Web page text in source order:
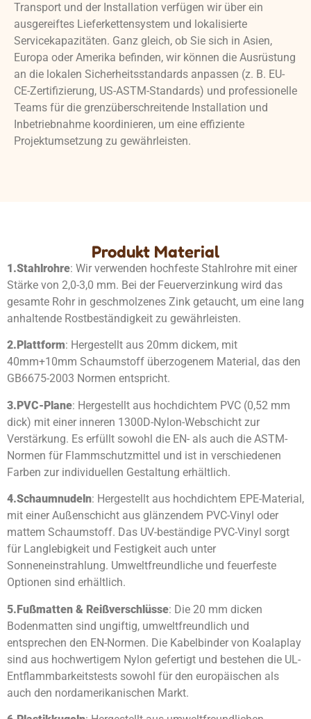
Transport und der Installation verfügen wir über ein
ausgereiftes Lieferkettensystem und lokalisierte
Servicekapazitäten. Ganz gleich, ob Sie sich in Asien,
Europa oder Amerika befinden, wir können die Ausrüstung
an die lokalen Sicherheitsstandards anpassen (z. B. EU-
CE-Zertifizierung, US-ASTM-Standards) und professionelle
Teams für die grenzüberschreitende Installation und
Inbetriebnahme koordinieren, um eine effiziente
Projektumsetzung zu gewährleisten.
Produkt Material
1.Stahlrohre: Wir verwenden hochfeste Stahlrohre mit einer
Stärke von 2,0-3,0 mm. Bei der Feuerverzinkung wird das
gesamte Rohr in geschmolzenes Zink getaucht, um eine lang
anhaltende Rostbeständigkeit zu gewährleisten.
2. Plattform: Hergestellt aus 20mm dickem, mit
40mm+10mm Schaumstoff überzogenem Material, das den
GB6675-2003 Normen entspricht.
3.PVC-Plane: Hergestellt aus hochdichtem PVC (0,52 mm
dick) mit einer inneren 1300D-Nylon-Webschicht zur
Verstärkung. Es erfüllt sowohl die EN- als auch die ASTM-
Normen für Flammschutzmittel und ist in verschiedenen
Farben zur individuellen Gestaltung erhältlich.
4.Schaumnudeln: Hergestellt aus hochdichtem EPE-Material,
mit einer Außenschicht aus glänzendem PVC-Vinyl oder
mattem Schaumstoff. Das UV-beständige PVC-Vinyl sorgt
für Langlebigkeit und Festigkeit auch unter
Sonneneinstrahlung. Umweltfreundliche und feuerfeste
Optionen sind erhältlich.
5.Fußmatten & Reißverschlüsse: Die 20 mm dicken
Bodenmatten sind ungiftig, umweltfreundlich und
entsprechen den EN-Normen. Die Kabelbinder von Koalaplay
sind aus hochwertigem Nylon gefertigt und bestehen die UL-
Entflammbarkeitstests sowohl für den europäischen als
auch den nordamerikanischen Markt.